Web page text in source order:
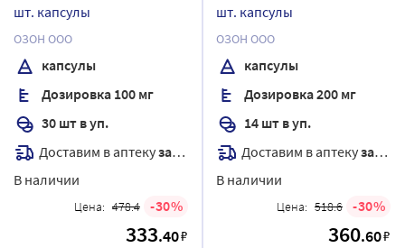
шт. капсулы
ОЗОН ООО
капсулы
Дозировка 100 мг
30 шт в уп.
Доставим в аптекузавтра
В наличии
Цена: 478.4 30
333.40₽
шт. капсулы
ОЗОН ООО
капсулы
Дозировка 200 мг
14 шт в уп.
Доставим в аптекузавтра
В наличии
Цена: 518.6 30
360.60₽